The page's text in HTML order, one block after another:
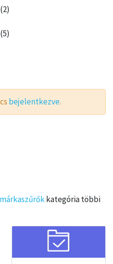
(2)
(5)
bejelentkezve.
kategória többi